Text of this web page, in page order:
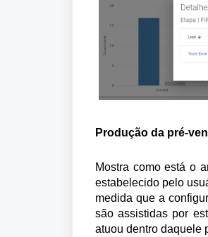
Produção da pré-
Mostra como está o
estabelecido pelo
medida que a
são assistidas por
atuou dentro daquele